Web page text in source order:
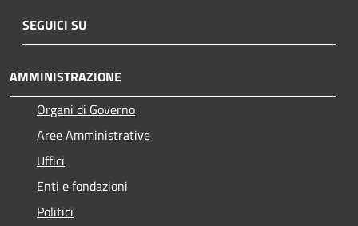
SEGUICI SU
AMMINISTRAZIONE
Organi di Governo
Aree Amministrative
Uffici
Enti e fondazioni
Politici